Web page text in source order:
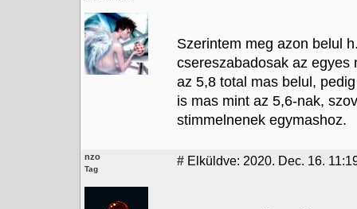
Szerintem meg azon belul
csereszabadosak az egyes
az 5,8 total mas belul,
is mas mint az 5,6-nak,
stimmelnenek egymashoz.
nzo
Tag
# Elküldve: 2020. Dec. 16.